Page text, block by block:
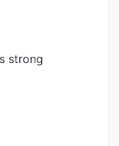
strong